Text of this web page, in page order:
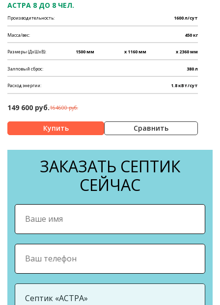
АСТРА 8 ДО 8 ЧЕЛ.
Производительность: 1600 л/сут
Масса/вес: 450 кг
Размеры (ДхШхВ): 1500 мм x 1160 мм x 2360 мм
Залповый сброс: 380 л
Расход энергии: 1.8 кВт/сут
149 600 руб.164600 руб.
Сравнить
ЗАКАЗАТЬ СЕПТИК
СЕЙЧАС